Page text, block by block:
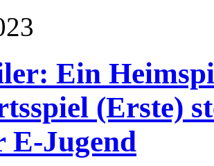
Ein
(Erste)
E-Jugend